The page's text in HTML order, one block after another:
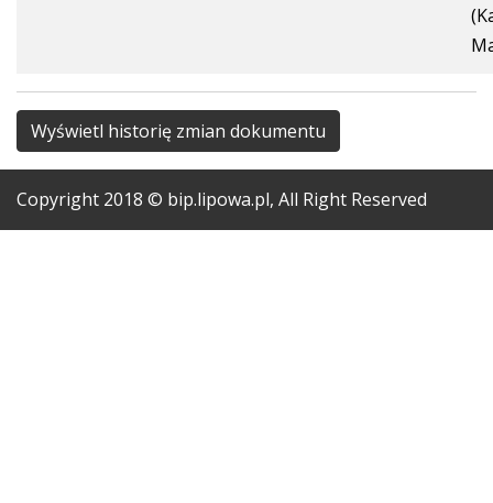
Wyświetl historię zmian dokumentu
Copyright 2018 © bip.lipowa.pl, All Right Reserved